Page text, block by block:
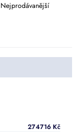
Nejprodávanější
274716 Kč